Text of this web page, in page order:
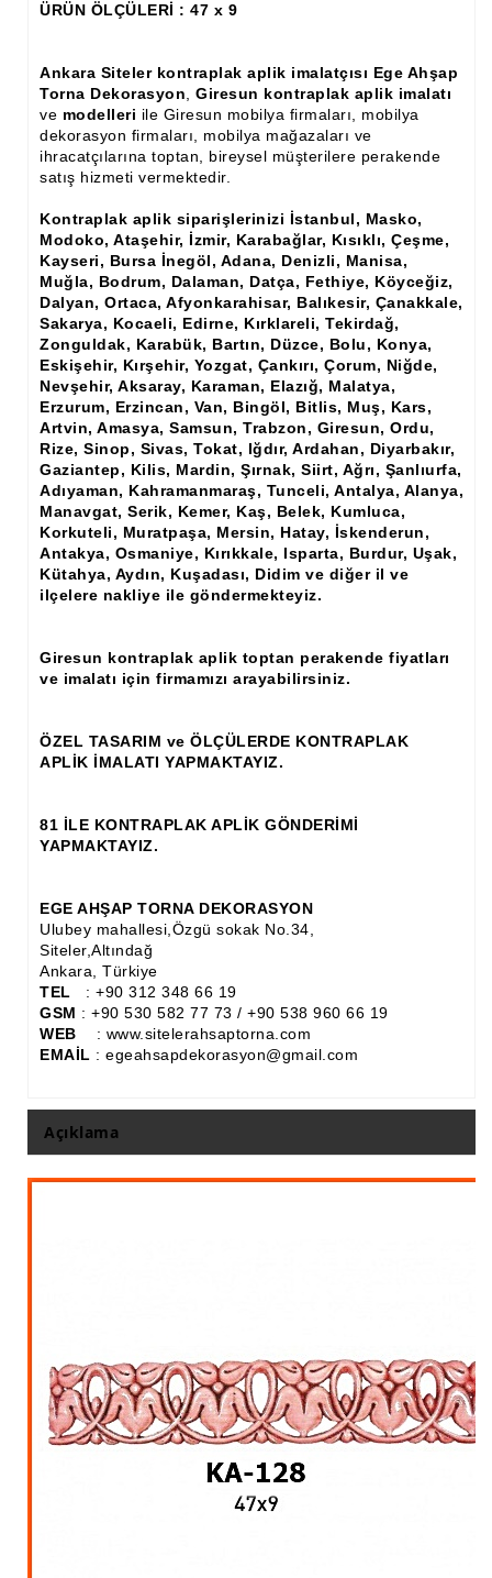
Ham Ahşap Boy Aynası İmalatı, Modelleri
Ham Ahşap Şifonyer İmalatı Modelleri
Ham Ahşap Kitaplık İmalatı, Modelleri
Ham Ahşap Gümüşlük, Kaşıklık İmalatı, Modelleri
Ham Ahşap Koltuk İmalatı, Modelleri
Ham Ahşap Josefin Koltuk İskelet İmalatı, Modelleri
Ham Ahşap Ayna Çerçeve İmalatı, Modelleri
Ham Ahşap Dekoratif Ürün İmalatı, Modelleri
El Oyması Ham Ahşap Yatak Başlıkları
Ahşap Aksesuarlar
Ahşap İşlemeli Düz Klapa
Ahşap Merdiven Dikmeleri
Ahşap Profil Çıta
Ahşap Sütun
Ayons Baskılı Ahşap Çıta Modelleri
Cibinlik
Cnc Ürün Çeşitleri
Diğer Ahşap Ürünler
Dekoratif Çıta İmalatı, Modelleri
İthal Ahşap Oyma İmalatı
Kapı ve Çerçeve Çıtaları
Kontraplak Aplik İmalatı Modelleri
Köşe ve Kartonpiyer Profilleri
Lambri Kapı Kavisleri
ÜRÜN ÖLÇÜLERİ : 47 x 9
Ankara Siteler kontraplak aplik imalatçısı Ege Ahşap
Torna Dekorasyon
Giresun kontraplak aplik imalatı
ve modelleri ile Giresun mobilya firmaları, mobilya
dekorasyon firmaları, mobilya mağazaları ve
ihracatçılarına toptan, bireysel müşterilere perakende
satış hizmeti vermektedir.
Kontraplak aplik siparişlerinizi İstanbul, Masko,
Modoko, Ataşehir, İzmir, Karabağlar, Kısıklı, Çeşme,
Kayseri, Bursa İnegöl, Adana, Denizli, Manisa,
Muğla, Bodrum, Dalaman, Datça, Fethiye, Köyceğiz,
Dalyan, Ortaca, Afyonkarahisar, Balıkesir, Çanakkale,
Sakarya, Kocaeli, Edirne, Kırklareli, Tekirdağ,
Zonguldak, Karabük, Bartın, Düzce, Bolu, Konya,
Eskişehir, Kırşehir, Yozgat, Çankırı, Çorum, Niğde,
Nevşehir, Aksaray, Karaman, Elazığ, Malatya,
Erzurum, Erzincan, Van, Bingöl, Bitlis, Muş, Kars,
Artvin, Amasya, Samsun, Trabzon, Giresun, Ordu,
Rize, Sinop, Sivas, Tokat, Iğdır, Ardahan, Diyarbakır,
Gaziantep, Kilis, Mardin, Şırnak, Siirt, Ağrı, Şanlıurfa,
Adıyaman, Kahramanmaraş, Tunceli, Antalya, Alanya,
Manavgat, Serik, Kemer, Kaş, Belek, Kumluca,
Korkuteli, Muratpaşa, Mersin, Hatay, İskenderun,
Antakya, Osmaniye, Kırıkkale, Isparta, Burdur, Uşak,
Kütahya, Aydın, Kuşadası, Didim ve diğer il ve
ilçelere nakliye ile göndermekteyiz.
Giresun kontraplak aplik toptan perakende fiyatları
ve imalatı için firmamızı arayabilirsiniz.
ÖZEL TASARIM ve ÖLÇÜLERDE KONTRAPLAK
APLİK İMALATI YAPMAKTAYIZ.
81 İLE KONTRAPLAK APLİK GÖNDERİMİ
YAPMAKTAYIZ.
EGE AHŞAP TORNA DEKORASYON
Ulubey mahallesi,Özgü sokak No.34,
Siteler,Altındağ
Ankara, Türkiye
TEL : +90 312 348 66 19
GSM : +90 530 582 77 73 / +90 538 960 66 19
WEB : www.sitelerahsaptorna.com
EMAİL : egeahsapdekorasyon@gmail.com
Açıklama